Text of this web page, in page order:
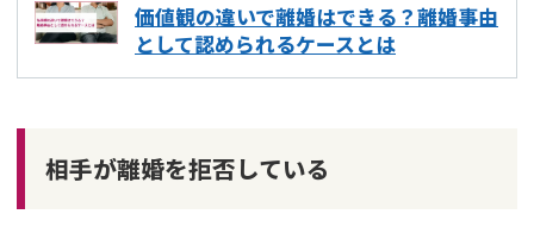
価値観の違いで離婚はできる？離婚事由
として認められるケースとは
相手が離婚を拒否している